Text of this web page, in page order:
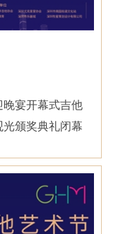
宴开幕式吉他
颁奖典礼闭幕